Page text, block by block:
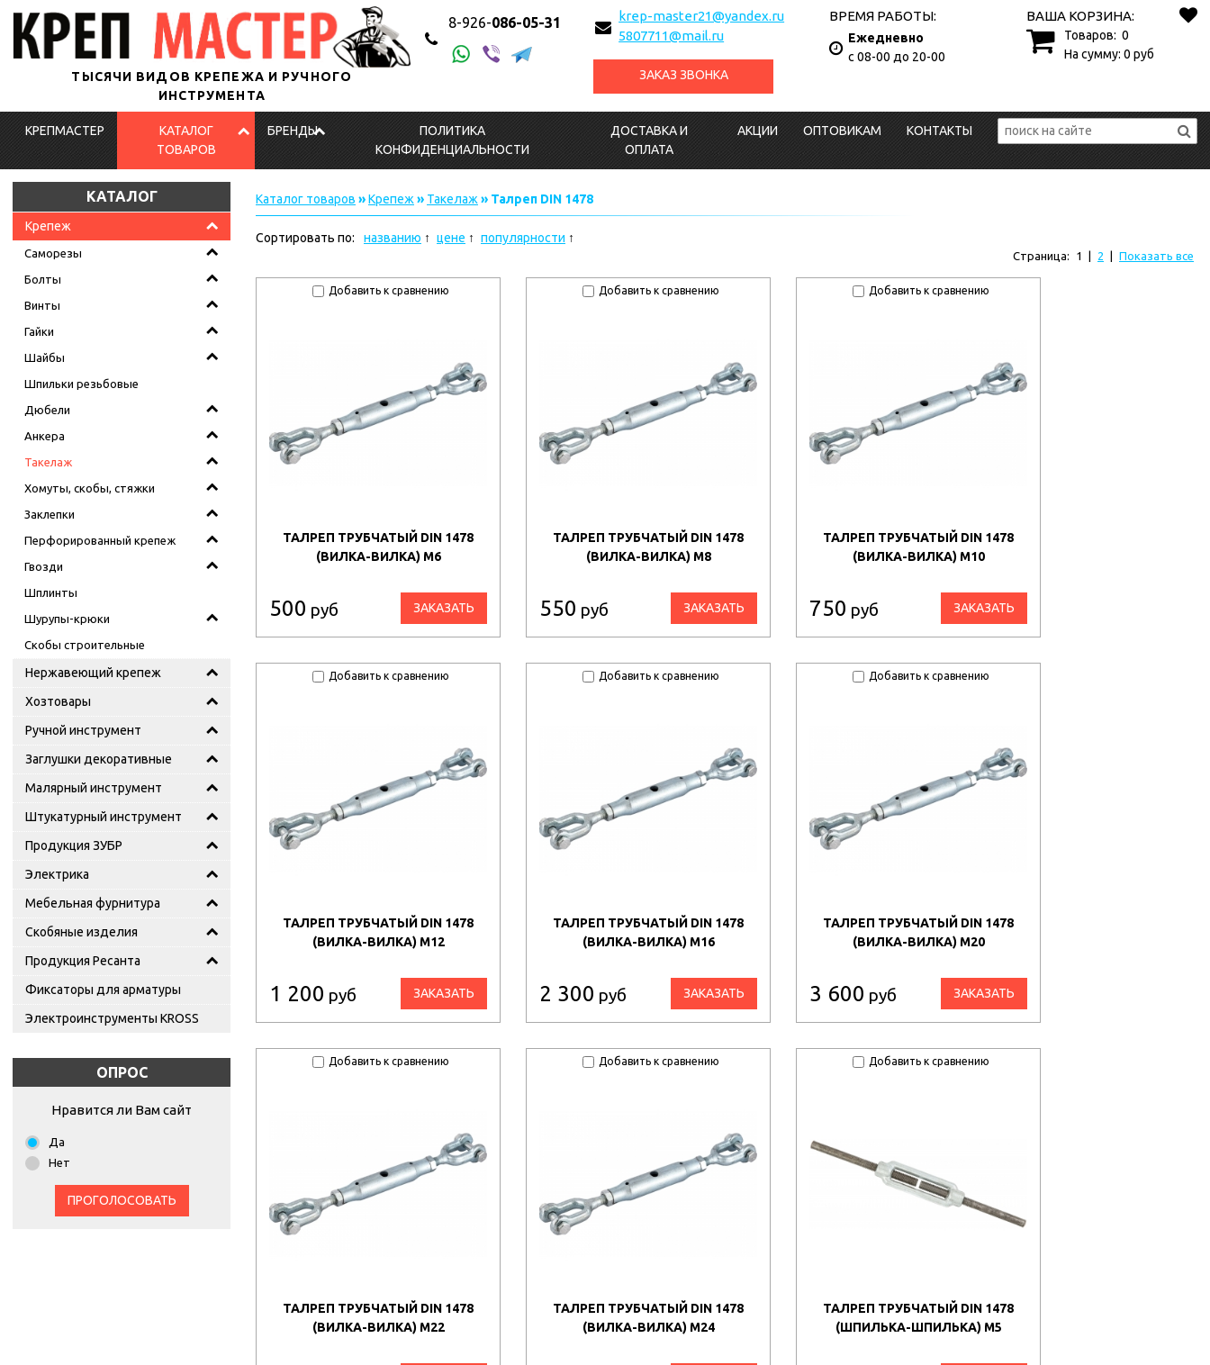
ТЫСЯЧИ ВИДОВ КРЕПЕЖА И РУЧНОГО
ИНСТРУМЕНТА
8-926-086-05-31
krep-master21@yandex.ru
5807711@mail.ru
ЗАКАЗ ЗВОНКА
ВРЕМЯ РАБОТЫ:
Ежедневно
с 08-00 до 20-00
ВАША КОРЗИНА:
Товаров: 0
На сумму: 0 руб
КРЕПМАСТЕР
КАТАЛОГ
ТОВАРОВ
БРЕНДЫ
ПОЛИТИКА
КОНФИДЕНЦИАЛЬНОСТИ
ДОСТАВКА И
ОПЛАТА
АКЦИИ ОПТОВИКАМ КОНТАКТЫ
КАТАЛОГ
Крепеж
Саморезы
Болты
Винты
Гайки
Шайбы
Шпильки резьбовые
Дюбели
Анкера
Такелаж
Хомуты, скобы, стяжки
Заклепки
Перфорированный крепеж
Гвозди
Шплинты
Шурупы-крюки
Скобы строительные
Нержавеющий крепеж
Хозтовары
Ручной инструмент
Заглушки декоративные
Малярный инструмент
Штукатурный инструмент
Продукция ЗУБР
Электрика
Мебельная фурнитура
Скобяные изделия
Продукция Ресанта
Фиксаторы для арматуры
Электроинструменты KROSS
ОПРОС
Нравится ли Вам сайт
Да
Нет
ПРОГОЛОСОВАТЬ
Каталог товаров »Крепеж » Такелаж » Талреп DIN 1478
Сортировать по: названию цене популярности
Страница: 1 2 Показать все
Добавить к сравнению
ТАЛРЕП ТРУБЧАТЫЙ DIN 1478
(ВИЛКА-ВИЛКА) М6
500 руб ЗАКАЗАТЬ
Добавить к сравнению
ТАЛРЕП ТРУБЧАТЫЙ DIN 1478
(ВИЛКА-ВИЛКА) М8
550 руб ЗАКАЗАТЬ
Добавить к сравнению
ТАЛРЕП ТРУБЧАТЫЙ DIN 1478
(ВИЛКА-ВИЛКА) М10
750 руб ЗАКАЗАТЬ
Добавить к сравнению
ТАЛРЕП ТРУБЧАТЫЙ DIN 1478
(ВИЛКА-ВИЛКА) М12
1 200 руб ЗАКАЗАТЬ
Добавить к сравнению
ТАЛРЕП ТРУБЧАТЫЙ DIN 1478
(ВИЛКА-ВИЛКА) М16
2 300 руб ЗАКАЗАТЬ
Добавить к сравнению
ТАЛРЕП ТРУБЧАТЫЙ DIN 1478
(ВИЛКА-ВИЛКА) М20
3 600 руб ЗАКАЗАТЬ
Добавить к сравнению
ТАЛРЕП ТРУБЧАТЫЙ DIN 1478
(ВИЛКА-ВИЛКА) М22
Добавить к сравнению
ТАЛРЕП ТРУБЧАТЫЙ DIN 1478
(ВИЛКА-ВИЛКА) М24
Добавить к сравнению
ТАЛРЕП ТРУБЧАТЫЙ DIN 1478
(ШПИЛЬКА-ШПИЛЬКА) М5